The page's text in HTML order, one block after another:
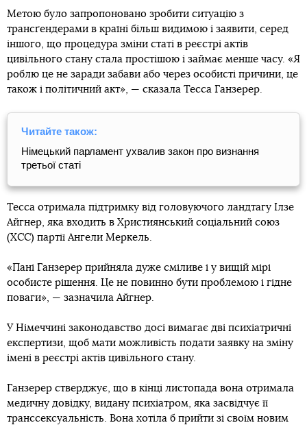
Метою було запропоновано зробити ситуацію з
трансґендерами в країні більш видимою і заявити, серед
іншого, що процедура зміни статі в реєстрі актів
цивільного стану стала простішою і займає менше часу. «Я
роблю це не заради забави або через особисті причини, це
також і політичний акт», — сказала Тесса Ганзерер.
Читайте також:
Німецький парламент ухвалив закон про визнання
третьої статі
Тесса отримала підтримку від головуючого ландтагу Ілзе
Айгнер, яка входить в Християнський соціальний союз
(ХСС) партії Ангели Меркель.
«Пані Ганзерер прийняла дуже сміливе і у вищій мірі
особисте рішення. Це не повинно бути проблемою і гідне
поваги», — зазначила Айгнер.
У Німеччині законодавство досі вимагає дві психіатричні
експертизи, щоб мати можливість подати заявку на зміну
імені в реєстрі актів цивільного стану.
Ганзерер стверджує, що в кінці листопада вона отримала
медичну довідку, видану психіатром, яка засвідчує її
транссексуальність. Вона хотіла б прийти зі своїм новим